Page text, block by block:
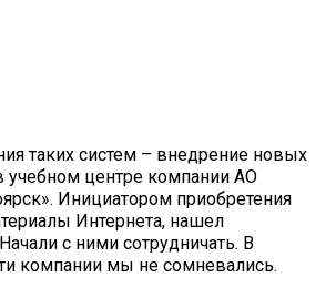
таких систем – внедрение новых
учебном центре компании АО
Инициатором приобретения
Интернета, нашел
с ними сотрудничать. В
компании мы не сомневались.